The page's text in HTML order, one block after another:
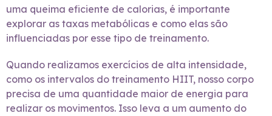
uma queima eficiente de calorias, é importante
explorar as taxas metabólicas e como elas são
influenciadas por esse tipo de treinamento.
Quando realizamos exercícios de alta intensidade,
como os intervalos do treinamento HIIT, nosso corpo
precisa de uma quantidade maior de energia para
realizar os movimentos. Isso leva a um aumento do